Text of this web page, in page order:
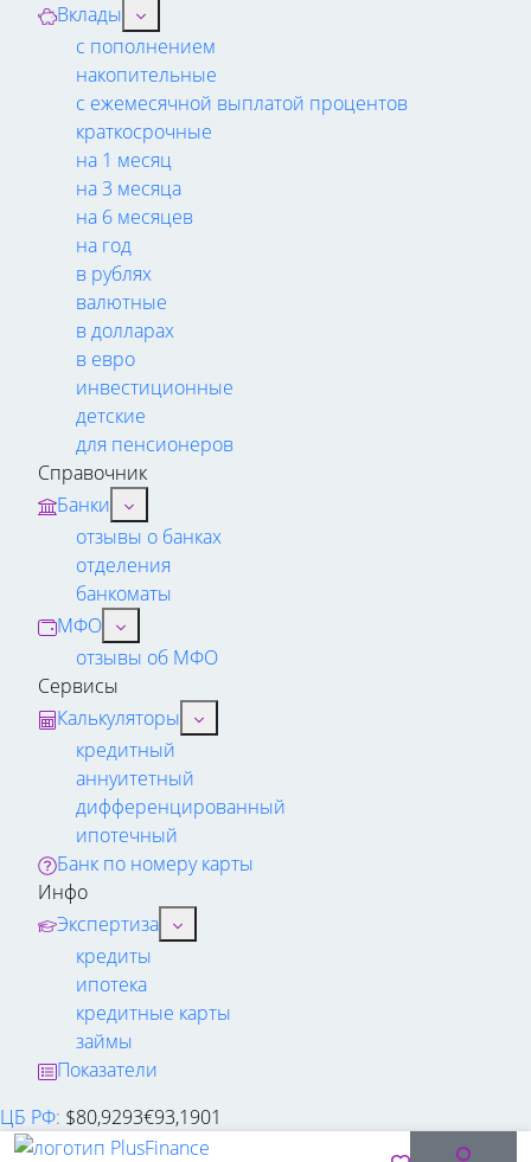
Вклады
с пополнением
накопительные
с ежемесячной выплатой процентов
краткосрочные
на 1 месяц
на 3 месяца
на 6 месяцев
на год
в рублях
валютные
в долларах
в евро
инвестиционные
детские
для пенсионеров
Справочник
Банки
отзывы о банках
отделения
банкоматы
МФО
отзывы об МФО
Сервисы
Калькуляторы
кредитный
аннуитетный
дифференцированный
ипотечный
Банк по номеру карты
Инфо
Экспертиза
кредиты
ипотека
кредитные карты
займы
Показатели
ЦБ РФ: $80,9293€93,1901